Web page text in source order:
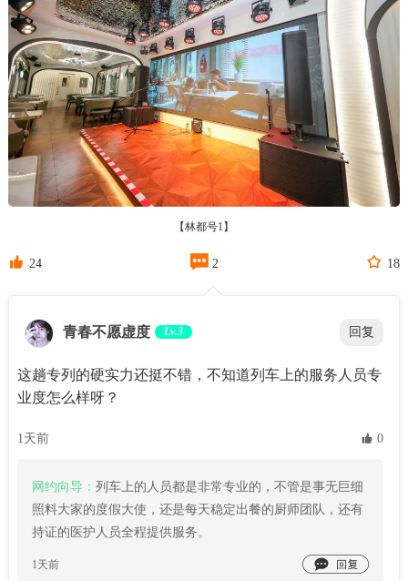
【林都号1】
 24  2  18
青春不愿虚度 Lv.3 回复
这趟专列的硬实力还挺不错，不知道列车上的服务人员专
业度怎么样呀？
1天前  0
网约向导： 列车上的人员都是非常专业的，不管是事无巨细
照料大家的度假大使，还是每天稳定出餐的厨师团队，还有
持证的医护人员全程提供服务。
1天前 